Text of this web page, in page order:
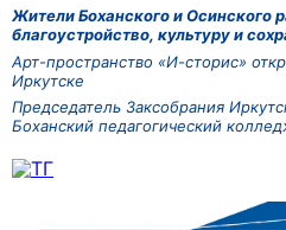
Жители Боханского и Осинского
благоустройство, культуру и
Арт-пространство «И-сторис»
Иркутске
Председатель Заксобрания
Боханский педагогический